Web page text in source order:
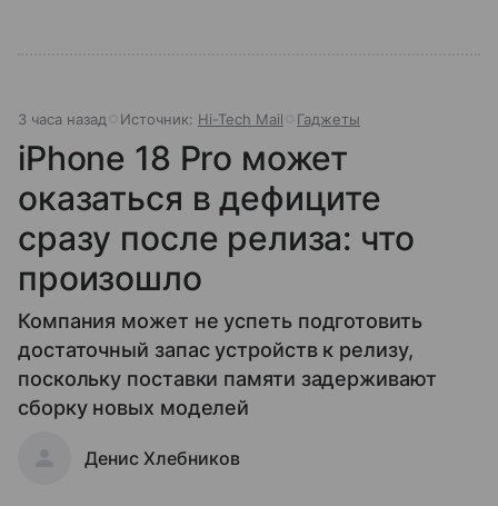
3 часа назад Источник: Hi-Tech Mail Гаджеты
iPhone 18 Pro может
оказаться в дефиците
сразу после релиза: что
произошло
Компания может не успеть подготовить
достаточный запас устройств к релизу,
поскольку поставки памяти задерживают
сборку новых моделей
Денис Хлебников